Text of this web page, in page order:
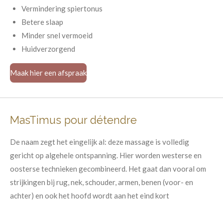
Vermindering spiertonus
Betere slaap
Minder snel vermoeid
Huidverzorgend
Maak hier een afspraak
MasTimus pour détendre
De naam zegt het eingelijk al: deze massage is volledig
gericht op algehele ontspanning. Hier worden westerse en
oosterse technieken gecombineerd. Het gaat dan vooral om
strijkingen bij rug, nek, schouder, armen, benen (voor- en
achter) en ook het hoofd wordt aan het eind kort